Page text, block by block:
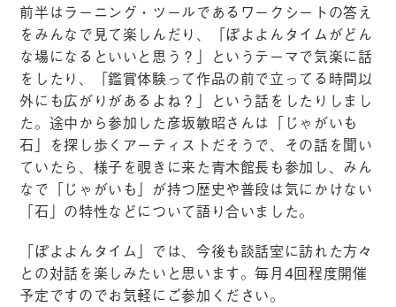
前半はラーニング・ツールであるワークシートの答え
をみんなで見て楽しんだり、「ぽよよんタイムがどん
な場になるといいと思う？」というテーマで気楽に話
をしたり、「鑑賞体験って作品の前で立ってる時間以
外にも広がりがあるよね？」という話をしたりしまし
た。途中から参加した彦坂敏昭さんは「じゃがいも
石」を探し歩くアーティストだそうで、その話を聞い
ていたら、様子を覗きに来た青木館長も参加し、みん
なで「じゃがいも」が持つ歴史や普段は気にかけない
「石」の特性などについて語り合いました。
「ぽよよんタイム」では、今後も談話室に訪れた方々
との対話を楽しみたいと思います。毎月4回程度開催
予定ですのでお気軽にご参加ください。